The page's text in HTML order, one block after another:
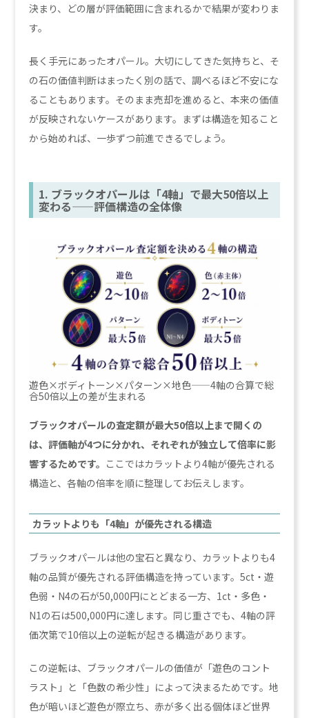
決まり、どの層が評価範囲に含まれるかで結果が変わりま
す。
長く手元にあったオパール。大切にしてきた気持ちと、そ
の石の価値判断はまったく別の話で、調べるほど不安にな
ることもあります。そのまま売却を進めると、本来の価値
が反映されないケースがあります。まずは構造を知ること
から始めれば、一歩ずつ前進できるでしょう。
1. ブラックオパールは「4軸」で最大50倍以上
変わる——評価構造の全体像
遊色×ボディトーン×パターン×地色——4軸の合算で総
合50倍以上の差が生まれる
ブラックオパールの査定額が最大50倍以上まで開くの
は、評価軸が4つに分かれ、それぞれが独立して倍率に影
響するためです。 ここではカラットより4軸が優先される
構造と、各軸の倍率を順に整理してお伝えします。
カラットよりも「4軸」が優先される構造
ブラックオパールは他の宝石と異なり、カラットよりも4
軸の品質が優先される評価構造を持っています。5ct・遊
色弱・N4の石が50,000円にとどまる一方、1ct・多色・
N1の石は500,000円に達します。同じ重さでも、4軸の評
価次第で10倍以上の逆転が起きる構造があります。
この逆転は、ブラックオパールの価値が「遊色のコント
ラスト」と「色数の希少性」によって決まるためです。地
色が暗いほど遊色が際立ち、赤が多く出る個体ほど世界